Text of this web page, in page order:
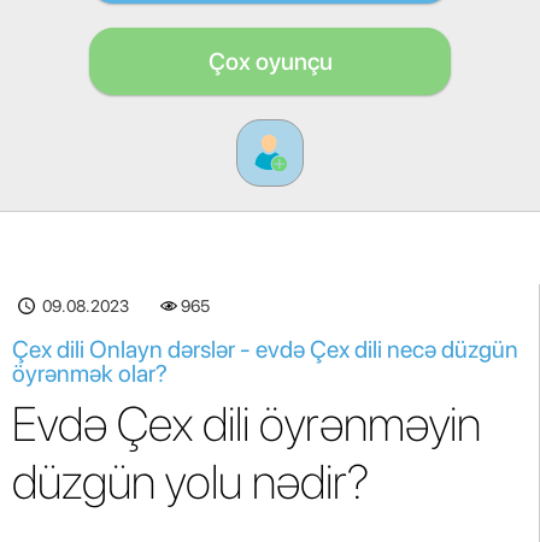
Çox oyunçu
09.08.2023 965
Çex dili Onlayn dərslər - evdə Çex dili necə düzgün
öyrənmək olar?
Evdə Çex dili öyrənməyin
düzgün yolu nədir?